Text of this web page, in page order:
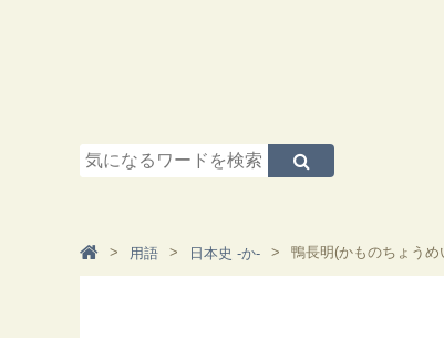
用語 日本史 -か- 鴨長明(かものちょうめ